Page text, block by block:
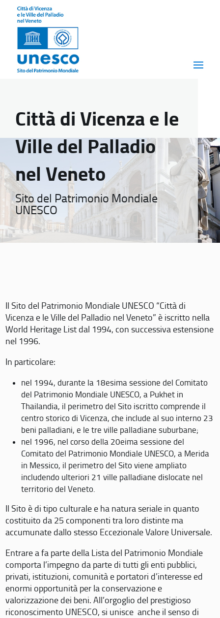
Città di Vicenza e le
Ville del Palladio
nel Veneto
Sito del Patrimonio Mondiale
UNESCO
Il Sito del Patrimonio Mondiale UNESCO “Città di
Vicenza e le Ville del Palladio nel Veneto” è iscritto nella
World Heritage List dal 1994, con successiva estensione
nel 1996.
In particolare:
nel 1994, durante la 18esima sessione del Comitato
del Patrimonio Mondiale UNESCO, a Pukhet in
Thailandia, il perimetro del Sito iscritto comprende il
centro storico di Vicenza, che include al suo interno 23
beni palladiani, e le tre ville palladiane suburbane;
nel 1996, nel corso della 20eima sessione del
Comitato del Patrimonio Mondiale UNESCO, a Merida
in Messico, il perimetro del Sito viene ampliato
includendo ulteriori 21 ville palladiane dislocate nel
territorio del Veneto.
Il Sito è di tipo culturale e ha natura seriale in quanto
costituito da 25 componenti tra loro distinte ma
accumunate dallo stesso Eccezionale Valore Universale.
Entrare a fa parte della Lista del Patrimonio Mondiale
comporta l’impegno da parte di tutti gli enti pubblici,
privati, istituzioni, comunità e portatori d’interesse ed
enormi opportunità per la conservazione e
valorizzazione dei beni. All’orgoglio del prestigioso
riconoscimento UNESCO, si unisce anche il senso di